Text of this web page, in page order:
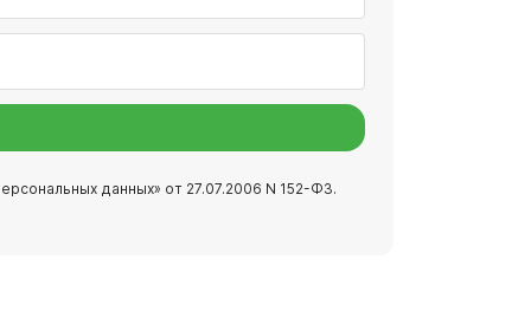
данных» от 27.07.2006 N 152-ФЗ.